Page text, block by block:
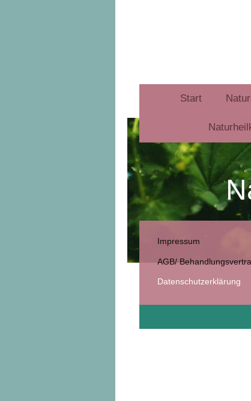
Start
Impressum
AGB/
Datenschutzerklärung